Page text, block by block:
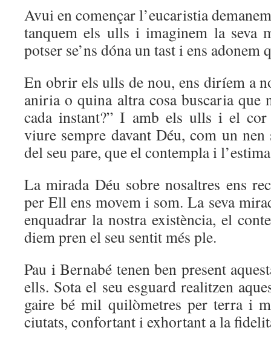
Avui en començar l’eucaristia
tanquem els ulls i imaginem la seva
potser se’ns dóna un tast i ens adonem
En obrir els ulls de nou, ens diríem a
aniria o quina altra cosa buscaria que
cada instant?” I amb els ulls i el
viure sempre davant Déu, com un nen
del seu pare, que el contempla i
La mirada Déu sobre nosaltres ens
per Ell ens movem i som. La seva
enquadrar la nostra existència, el
diem pren el seu sentit més ple.
Pau i Bernabé tenen ben present
ells. Sota el seu esguard realitzen
gaire bé mil quilòmetres per terra i
ciutats, confortant i exhortant a la